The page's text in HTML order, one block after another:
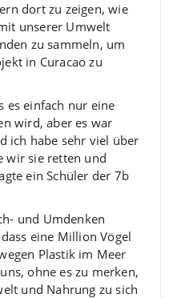
dort zu zeigen, wie
unserer Umwelt
zu sammeln, um
in Curacao zu
es einfach nur eine
wird, aber es war
ich habe sehr viel über
wir sie retten und
ein Schüler der 7b
und Umdenken
eine Million Vögel
Plastik im Meer
ohne es zu merken,
und Nahrung zu sich